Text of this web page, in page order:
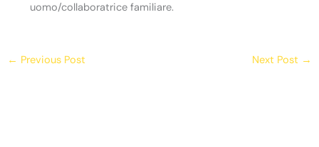
uomo/collaboratrice familiare.
← Previous Post Next Post →